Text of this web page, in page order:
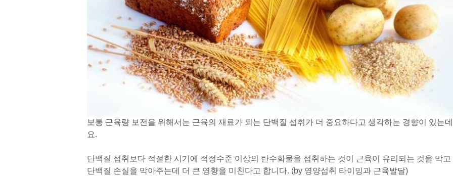
보통 근육량 보전을 위해서는 근육의 재료가 되는 단백질 섭취가 더 중요하다고 생각하는 경향이 있는데
요.
단백질 섭취보다 적절한 시기에 적정수준 이상의 탄수화물을 섭취하는 것이 근육이 유리되는 것을 막고
단백질 손실을 막아주는데 더 큰 영향을 미친다고 합니다. (by 영양섭취 타이밍과 근육발달)